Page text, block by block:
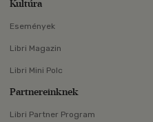
Kultúra
Események
Libri Magazin
Libri Mini Polc
Partnereinknek
Libri Partner Program